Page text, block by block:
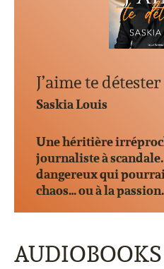
J’aime te détester
Saskia Louis
Une héritière
journaliste à
dangereux qui
chaos… ou à la passion.
AUDIOBOOKS